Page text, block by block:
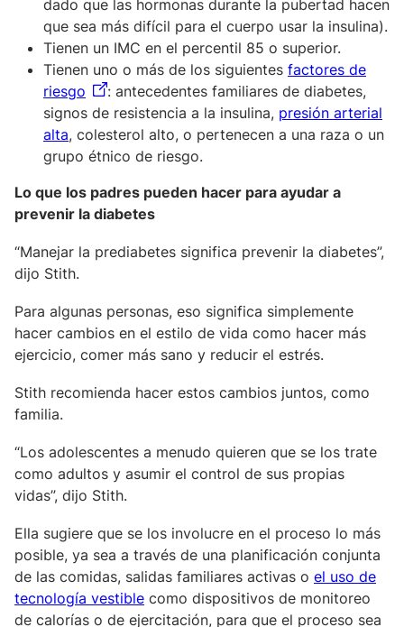
dado que las hormonas durante la pubertad hacen
que sea más difícil para el cuerpo usar la insulina).
Tienen un IMC en el percentil 85 o superior.
Tienen uno o más de los siguientes factores de
riesgo
: antecedentes familiares de diabetes,
signos de resistencia a la insulina, presión arterial
alta, colesterol alto, o pertenecen a una raza o un
grupo étnico de riesgo.
Lo que los padres pueden hacer para ayudar a
prevenir la diabetes
“Manejar la prediabetes significa prevenir la diabetes”,
dijo Stith.
Para algunas personas, eso significa simplemente
hacer cambios en el estilo de vida como hacer más
ejercicio, comer más sano y reducir el estrés.
Stith recomienda hacer estos cambios juntos, como
familia.
“Los adolescentes a menudo quieren que se los trate
como adultos y asumir el control de sus propias
vidas”, dijo Stith.
Ella sugiere que se los involucre en el proceso lo más
posible, ya sea a través de una planificación conjunta
de las comidas, salidas familiares activas o el uso de
tecnología vestible como dispositivos de monitoreo
de calorías o de ejercitación, para que el proceso sea